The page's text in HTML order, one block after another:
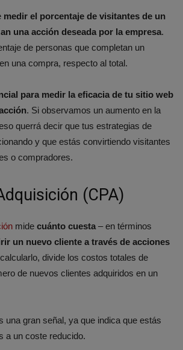
medir el porcentaje de visitantes de un
una acción deseada por la empresa.
de personas que completan un
una compra, respecto al total.
para medir la eficacia de tu sitio web
. Si observamos un aumento en la
querrá decir que tus estrategias de
y que estás convirtiendo visitantes
o compradores.
(CPA)
mide cuánto cuesta – en términos
un nuevo cliente a través de acciones
divide los costos totales de
de nuevos clientes adquiridos en un
una gran señal, ya que indica que estás
a un coste reducido.